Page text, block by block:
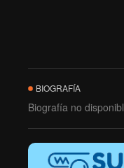
BIOGRAFÍA
Biografía no